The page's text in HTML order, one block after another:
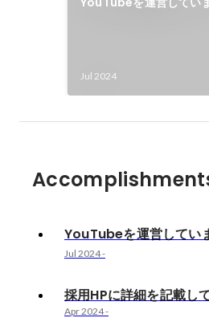
Jul 2024
YouTubeを運営してい
Jul 2024-
採用HPに詳細を記載し
Apr 2024-